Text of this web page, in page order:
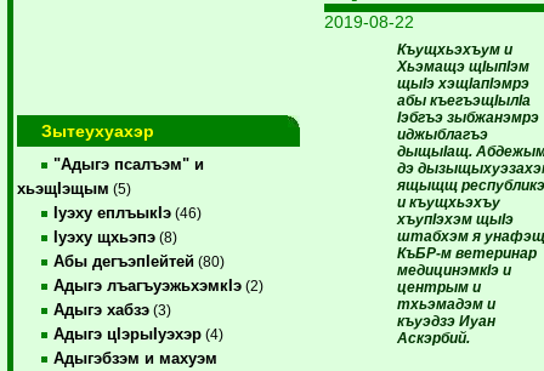
Зытеухуахэр
"Адыгэ псалъэм" и
хьэщIэщым (5)
Iуэху еплъыкIэ (46)
Iуэху щхьэпэ (8)
Абы дегъэпIейтей (80)
Адыгэ лъагъуэжьхэмкIэ (2)
Адыгэ хабзэ (3)
Адыгэ цIэрыIуэхэр (4)
Адыгэбзэм и махуэм
2019-08-22
Къущхьэхъум и
Хьэмащэ щIыпIэм
щыIэ хэщIапIэмрэ
абы къегъэщIылIа
Iэбгъэ зыбжанэмрэ
иджыблагъэ
дыщыIащ.
дэ
ящыщщ
и къущхьэхъу
хъупIэхэм щыIэ
штабхэм я
КъБР-м ветеринар
медицинэмкIэ и
центрым и
тхьэмадэм и
къуэдзэ Иуан
Аскэрбий.